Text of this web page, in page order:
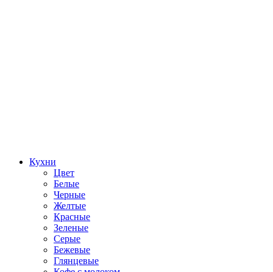
Кухни
Цвет
Белые
Черные
Желтые
Красные
Зеленые
Серые
Бежевые
Глянцевые